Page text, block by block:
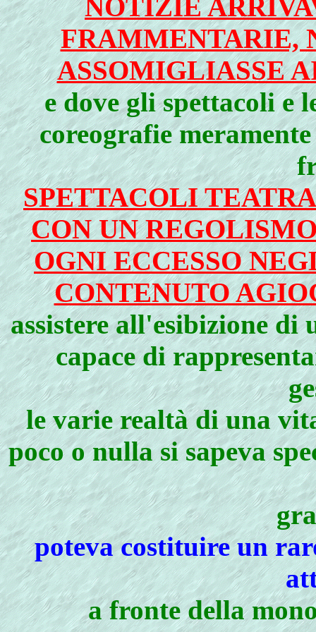
NOTIZIE
FRAMMENTARIE,
ASSOMIGLIASSE
e dove gli spettacoli e
coreografie
SPETTACOLI
CON UN
OGNI ECCESSO
CONTENUTO
assistere all'esibizione di
capace di
le varie realtà di una
poco o nulla si sapeva
poteva costituire un
a fronte della